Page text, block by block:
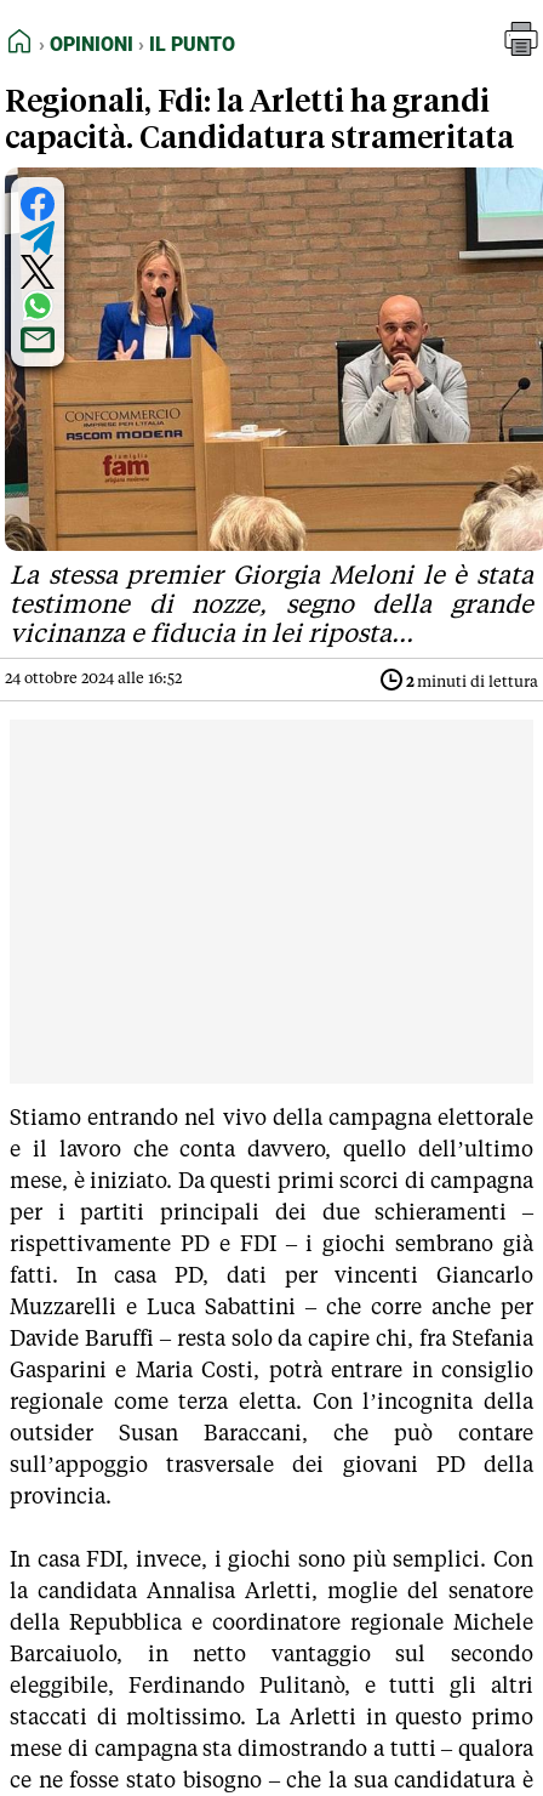
FEED RSS
NORMATIVE DEONTOLOGICHE
TERMINI e CONDIZIONI
HOME
OPINIONI IL PUNTO
Regionali, Fdi: la Arletti ha grandi
capacità. Candidatura strameritata
La stessa premier Giorgia Meloni le è stata
testimone di nozze, segno della grande
vicinanza e fiducia in lei riposta...
24 ottobre 2024 alle 16:52 2minuti di lettura
Stiamo entrando nel vivo della campagna elettorale
e il lavoro che conta davvero, quello dell’ultimo
mese, è iniziato. Da questi primi scorci di campagna
per i partiti principali dei due schieramenti –
rispettivamente PD e FDI – i giochi sembrano già
fatti. In casa PD, dati per vincenti Giancarlo
Muzzarelli e Luca Sabattini – che corre anche per
Davide Baruffi – resta solo da capire chi, fra Stefania
Gasparini e Maria Costi, potrà entrare in consiglio
regionale come terza eletta. Con l’incognita della
outsider Susan Baraccani, che può contare
sull’appoggio trasversale dei giovani PD della
provincia.
In casa FDI, invece, i giochi sono più semplici. Con
la candidata Annalisa Arletti, moglie del senatore
della Repubblica e coordinatore regionale Michele
Barcaiuolo, in netto vantaggio sul secondo
eleggibile, Ferdinando Pulitanò, e tutti gli altri
staccati di moltissimo. La Arletti in questo primo
mese di campagna sta dimostrando a tutti – qualora
ce ne fosse stato bisogno – che la sua candidatura è